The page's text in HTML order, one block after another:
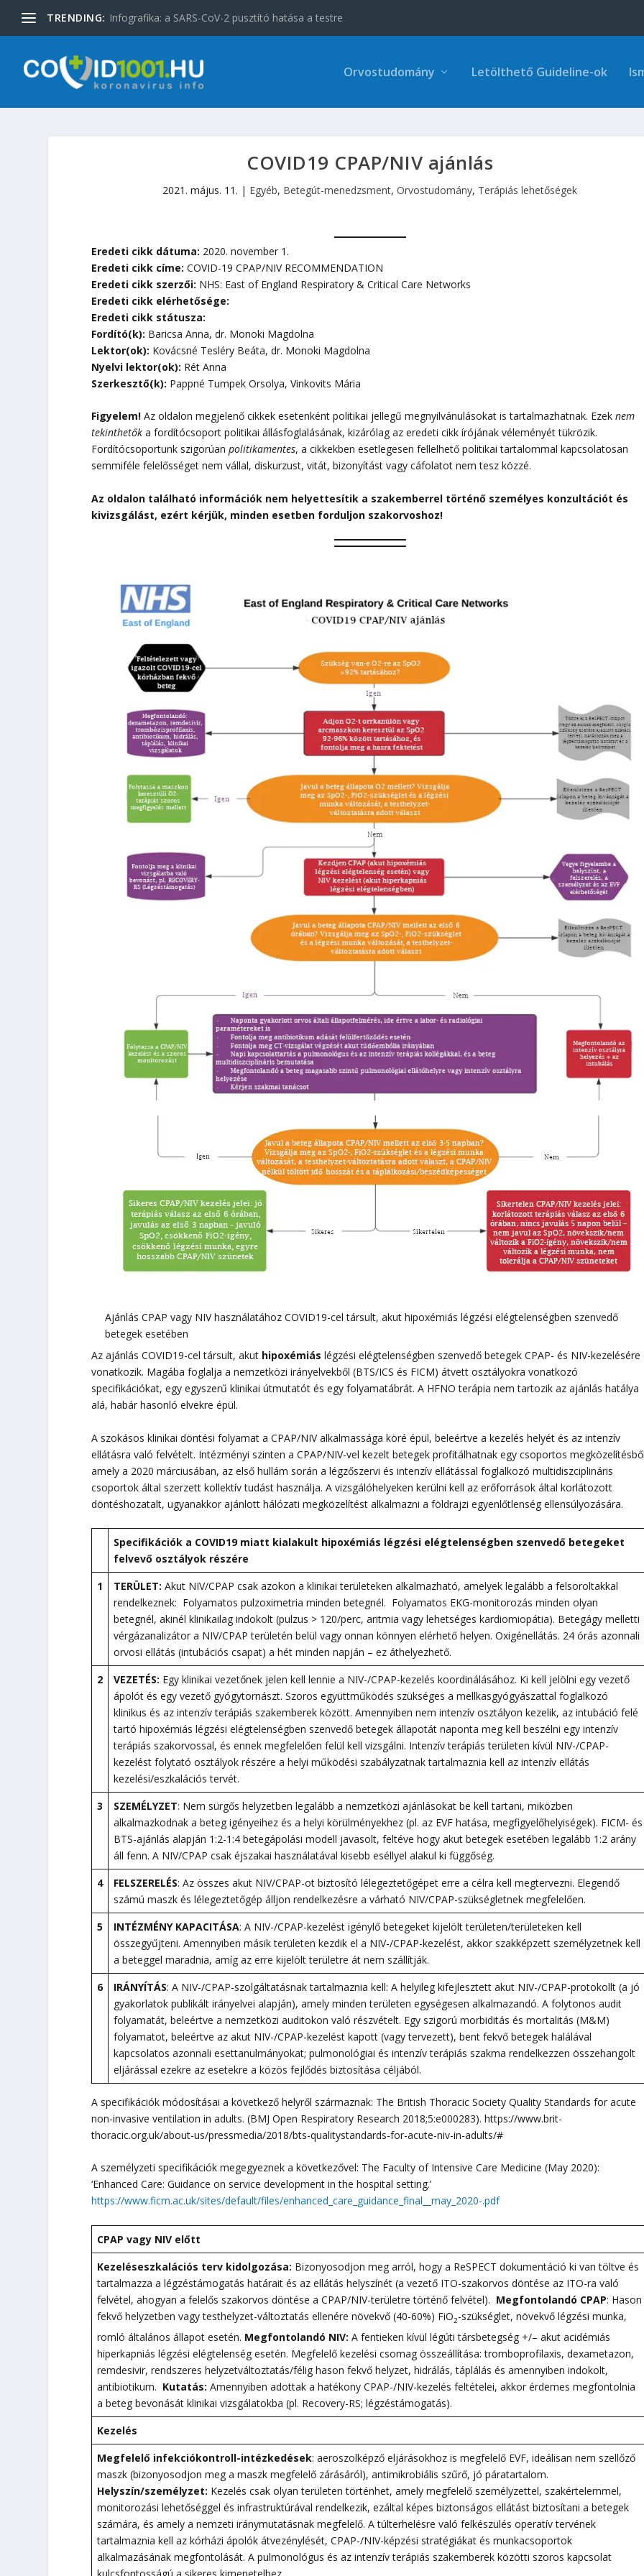
TRENDING: Infografika: a SARS-CoV-2 pusztító hatása a testre
Orvostudomány Letölthető Guideline-ok
COVID19 CPAP/NIV ajánlás
2021. május. 11. | Egyéb, Betegút-menedzsment,Orvostudomány, Terápiás lehetőségek
Eredeti cikk dátuma: 2020. november 1.
Eredeti cikk címe: COVID-19 CPAP/NIV RECOMMENDATION
Eredeti cikk szerzői: NHS: East of England Respiratory & Critical Care Networks
Eredeti cikk elérhetősége:
Eredeti cikk státusza:
Fordító(k): Baricsa Anna, dr. Monoki Magdolna
Lektor(ok): Kovácsné Tesléry Beáta, dr. Monoki Magdolna
Nyelvi lektor(ok): Rét Anna
Szerkesztő(k): Pappné Tumpek Orsolya, Vinkovits Mária
Figyelem! Az oldalon megjelenő cikkek esetenként politikai jellegű megnyilvánulásokat is tartalmazhatnak. Ezeknem
tekinthetők a fordítócsoport politikai állásfoglalásának, kizárólag az eredeti cikk írójának véleményét tükrözik.
Fordítócsoportunk szigorúanpolitikamentes, a cikkekben esetlegesen fellelhető politikai tartalommal kapcsolatosan
semmiféle felelősséget nem vállal, diskurzust, vitát, bizonyítást vagy cáfolatot nem tesz közzé.
Az oldalon található információk nem helyettesítik a szakemberrel történő személyes konzultációt és
kivizsgálást, ezért kérjük, minden esetben forduljon szakorvoshoz!
Ajánlás CPAP vagy NIV használatához COVID19-cel társult, akut hipoxémiás légzési elégtelenségben szenvedő
betegek esetében
Az ajánlás COVID19-cel társult, akut hipoxémiás légzési elégtelenségben szenvedő betegek CPAP- és NIV-kezelésére
vonatkozik. Magába foglalja a nemzetközi irányelvekből (BTS/ICS és FICM) átvett osztályokra vonatkozó
specifikációkat, egy egyszerű klinikai útmutatót és egy folyamatábrát. A HFNO terápia nem tartozik az ajánlás hatálya
alá, habár hasonló elvekre épül.
A szokásos klinikai döntési folyamat a CPAP/NIV alkalmassága köré épül, beleértve a kezelés helyét és az intenzív
ellátásra való felvételt. Intézményi szinten a CPAP/NIV-vel kezelt betegek profitálhatnak egy csoportos
amely a 2020 márciusában, az első hullám során a légzőszervi és intenzív ellátással foglalkozó multidiszciplináris
csoportok által szerzett kollektív tudást használja. A vizsgálóhelyeken kerülni kell az erőforrások által korlátozott
döntéshozatalt, ugyanakkor ajánlott hálózati megközelítést alkalmazni a földrajzi egyenlőtlenség ellensúlyozására.
Specifikációk a COVID19 miatt kialakult hipoxémiás légzési elégtelenségben szenvedő betegeket
felvevő osztályok részére
1
TERÜLET: Akut NIV/CPAP csak azokon a klinikai területeken alkalmazható, amelyek legalább a felsoroltakkal
rendelkeznek: Folyamatos pulzoximetria minden betegnél. Folyamatos EKG-monitorozás minden olyan
betegnél, akinél klinikailag indokolt (pulzus > 120/perc, aritmia vagy lehetséges kardiomiopátia). Betegágy melletti
vérgázanalizátor a NIV/CPAP területén belül vagy onnan könnyen elérhető helyen. Oxigénellátás. 24 órás azonnali
orvosi ellátás (intubációs csapat) a hét minden napján – ez áthelyezhető.
2
VEZETÉS: Egy klinikai vezetőnek jelen kell lennie a NIV-/CPAP-kezelés koordinálásához. Ki kell jelölni egy vezető
ápolót és egy vezető gyógytornászt. Szoros együttműködés szükséges a mellkasgyógyászattal foglalkozó
klinikus és az intenzív terápiás szakemberek között. Amennyiben nem intenzív osztályon kezelik, az intubáció felé
tartó hipoxémiás légzési elégtelenségben szenvedő betegek állapotát naponta meg kell beszélni egy intenzív
terápiás szakorvossal, és ennek megfelelően felül kell vizsgálni. Intenzív terápiás területen kívül NIV-/CPAP-
kezelést folytató osztályok részére a helyi működési szabályzatnak tartalmaznia kell az intenzív ellátás
kezelési/eszkalációs tervét.
3
SZEMÉLYZET: Nem sürgős helyzetben legalább a nemzetközi ajánlásokat be kell tartani, miközben
alkalmazkodnak a beteg igényeihez és a helyi körülményekhez (pl. az EVF hatása, megfigyelőhelyiségek). FICM- és
BTS-ajánlás alapján 1:2-1:4 betegápolási modell javasolt, feltéve hogy akut betegek esetében legalább 1:2 arány
áll fenn. A NIV/CPAP csak éjszakai használatával kisebb eséllyel alakul ki függőség.
4
FELSZERELÉS: Az összes akut NIV/CPAP-ot biztosító lélegeztetőgépet erre a célra kell megtervezni. Elegendő
számú maszk és lélegeztetőgép álljon rendelkezésre a várható NIV/CPAP-szükségletnek megfelelően.
5
INTÉZMÉNY KAPACITÁSA: A NIV-/CPAP-kezelést igénylő betegeket kijelölt területen/területeken kell
összegyűjteni. Amennyiben másik területen kezdik el a NIV-/CPAP-kezelést, akkor szakképzett személyzetnek kell
a beteggel maradnia, amíg az erre kijelölt területre át nem szállítják.
6
IRÁNYÍTÁS: A NIV-/CPAP-szolgáltatásnak tartalmaznia kell: A helyileg kifejlesztett akut NIV-/CPAP-protokollt (a jó
gyakorlatok publikált irányelvei alapján), amely minden területen egységesen alkalmazandó. A folytonos audit
folyamatát, beleértve a nemzetközi auditokon való részvételt. Egy szigorú morbiditás és mortalitás (M&M)
folyamatot, beleértve az akut NIV-/CPAP-kezelést kapott (vagy tervezett), bent fekvő betegek halálával
kapcsolatos azonnali esettanulmányokat; pulmonológiai és intenzív terápiás szakma rendelkezzen összehangolt
eljárással ezekre az esetekre a közös fejlődés biztosítása céljából.
A specifikációk módosításai a következő helyről származnak: The British Thoracic Society Quality Standards for acute
non-invasive ventilation in adults. (BMJ Open Respiratory Research 2018;5:e000283). https://www.brit-
thoracic.org.uk/about-us/pressmedia/2018/bts-qualitystandards-for-acute-niv-in-adults/#
A személyzeti specifikációk megegyeznek a következővel: The Faculty of Intensive Care Medicine (May 2020):
‘Enhanced Care: Guidance on service development in the hospital setting.’
https://www.ficm.ac.uk/sites/default/files/enhanced_care_guidance_final_
_may_2020-.pdf
CPAP vagy NIV előtt
Kezeléseszkalációs terv kidolgozása: Bizonyosodjon meg arról, hogy a ReSPECT dokumentáció ki van töltve és
tartalmazza a légzéstámogatás határait és az ellátás helyszínét (a vezető ITO-szakorvos döntése az ITO-ra való
felvétel, ahogyan a felelős szakorvos döntése a CPAP/NIV-területre történő felvétel). Megfontolandó CPAP: Hason
fekvő helyzetben vagy testhelyzet-változtatás ellenére növekvő (40-60%) FiO2-szükséglet, növekvő légzési munka,
romló általános állapot esetén. Megfontolandó NIV: A fentieken kívül légúti társbetegség +/– akut acidémiás
hiperkapniás légzési elégtelenség esetén. Megfelelő kezelési csomag összeállítása: tromboprofilaxis, dexametazon,
remdesivir, rendszeres helyzetváltoztatás/félig hason fekvő helyzet, hidrálás, táplálás és amennyiben indokolt,
antibiotikum. Kutatás: Amennyiben adottak a hatékony CPAP-/NIV-kezelés feltételei, akkor érdemes megfontolnia
a beteg bevonását klinikai vizsgálatokba (pl. Recovery-RS; légzéstámogatás).
Kezelés
Megfelelő infekciókontroll-intézkedések: aeroszolképző eljárásokhoz is megfelelő EVF, ideálisan nem szellőző
maszk (bizonyosodjon meg a maszk megfelelő zárásáról), antimikrobiális szűrő, jó páratartalom.
Helyszín/személyzet: Kezelés csak olyan területen történhet, amely megfelelő személyzettel, szakértelemmel,
monitorozási lehetőséggel és infrastruktúrával rendelkezik, ezáltal képes biztonságos ellátást biztosítani a betegek
számára, és amely a nemzeti iránymutatásnak megfelelő. A túlterhelésre való felkészülés operatív tervének
tartalmaznia kell az kórházi ápolók átvezénylését, CPAP-/NIV-képzési stratégiákat és munkacsoportok
alkalmazásának megfontolását. A pulmonológus és az intenzív terápiás szakemberek közötti szoros kapcsolat